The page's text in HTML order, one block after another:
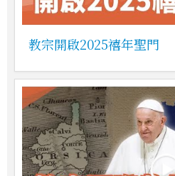
教宗開啟2025禧年聖門